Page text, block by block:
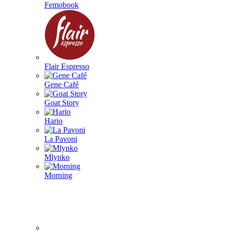
Femobook
Flair Espresso
Gene Café
Goat Story
Hario
La Pavoni
Mlynko
Morning